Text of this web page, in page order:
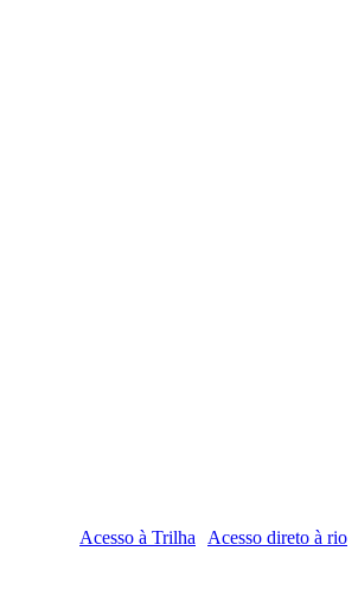
Acesso à Trilha Acesso direto à rio